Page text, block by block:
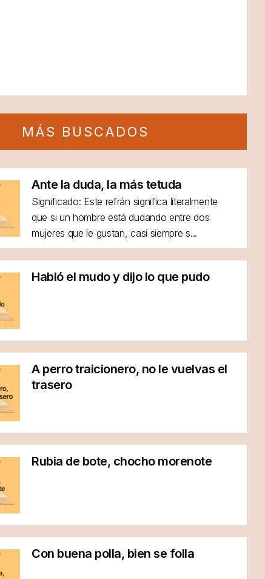
MÁS BUSCADOS
Ante la duda, la más tetuda
Significado: Este refrán significa literalmente
que si un hombre está dudando entre dos
mujeres que le gustan, casi siempre s...
Habló el mudo y dijo lo que pudo
A perro traicionero, no le vuelvas el
trasero
Rubia de bote, chocho morenote
Con buena polla, bien se folla